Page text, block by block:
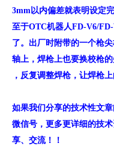
3mm以内偏差就表明设定
至于OTC机器人FD-V6/
了。出厂时附带的一个枪
轴上，焊枪上也要换校枪
，反复调整焊枪，让焊枪
如果我们分享的技术性文
微信号，更多更详细的技
享、交流！！